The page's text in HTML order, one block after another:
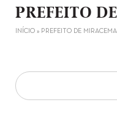
PREFEITO
INÍCIO » PREFEITO DE MIRACEMA